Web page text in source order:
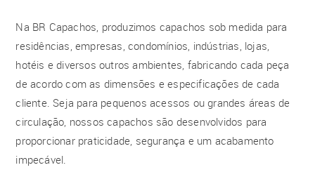
Na BR Capachos, produzimos capachos sob medida para
residências, empresas, condomínios, indústrias, lojas,
hotéis e diversos outros ambientes, fabricando cada peça
de acordo com as dimensões e especificações de cada
cliente. Seja para pequenos acessos ou grandes áreas de
circulação, nossos capachos são desenvolvidos para
proporcionar praticidade, segurança e um acabamento
impecável.